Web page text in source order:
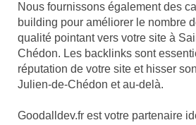
Nous fournissons également des
building pour améliorer le nombre
qualité pointant vers votre site à
Chédon. Les backlinks sont
réputation de votre site et hisser
Julien-de-Chédon et au-delà.
Goodalldev.fr est votre partenaire